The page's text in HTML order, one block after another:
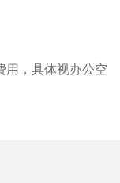
用，具体视办公空